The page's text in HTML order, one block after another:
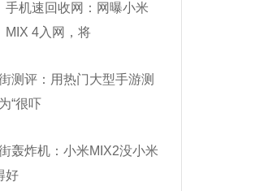
手机速回收网：网曝小米
MIX 4入网，将
测评：用热门大型手游测
“很吓
轰炸机：小米MIX2没小米
好